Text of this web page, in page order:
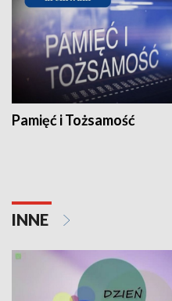
Pamięć i Tożsamość
INNE